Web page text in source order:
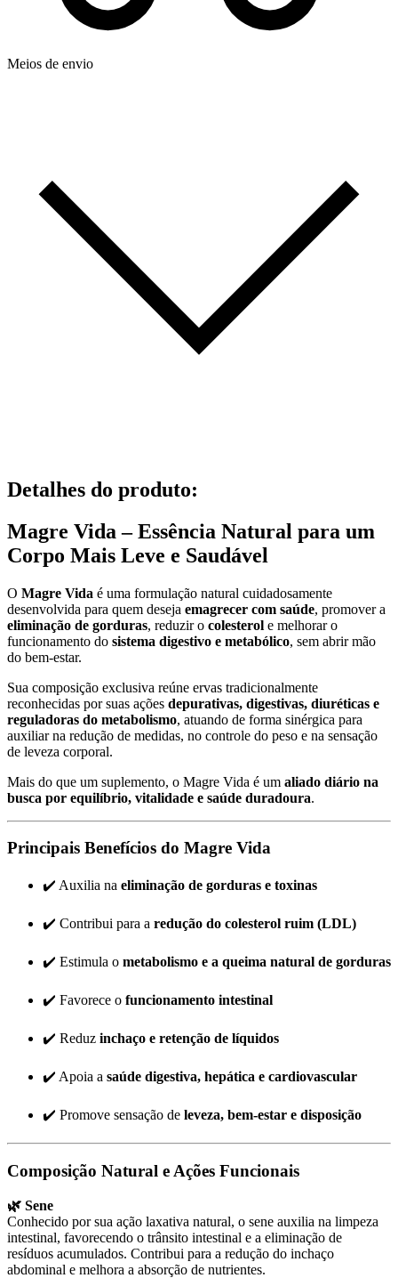
Meios de envio
Detalhes do produto:
Magre Vida – Essência Natural para um
Corpo Mais Leve e Saudável
O Magre Vida é uma formulação natural cuidadosamente
desenvolvida para quem deseja emagrecer com saúde, promover a
eliminação de gorduras, reduzir o colesterol e melhorar o
funcionamento do sistema digestivo e metabólico, sem abrir mão
do bem-estar.
Sua composição exclusiva reúne ervas tradicionalmente
reconhecidas por suas ações depurativas, digestivas, diuréticas e
reguladoras do metabolismo, atuando de forma sinérgica para
auxiliar na redução de medidas, no controle do peso e na sensação
de leveza corporal.
Mais do que um suplemento, o Magre Vida é um aliado diário na
busca por equilíbrio, vitalidade e saúde duradoura.
Principais Benefícios do Magre Vida
✔️ Auxilia na eliminação de gorduras e toxinas
✔️ Contribui para a redução do colesterol ruim (LDL)
✔️ Estimula o metabolismo e a queima natural de gorduras
✔️ Favorece o funcionamento intestinal
✔️ Reduz inchaço e retenção de líquidos
✔️ Apoia a saúde digestiva, hepática e cardiovascular
✔️ Promove sensação de leveza, bem-estar e disposição
Composição Natural e Ações Funcionais
🌿 Sene
Conhecido por sua ação laxativa natural, o sene auxilia na limpeza
intestinal, favorecendo o trânsito intestinal e a eliminação de
resíduos acumulados. Contribui para a redução do inchaço
abdominal e melhora a absorção de nutrientes.